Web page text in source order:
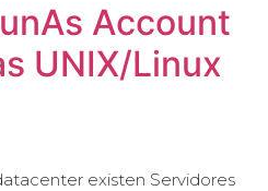
Account
UNIX/Linux
existen Servidores